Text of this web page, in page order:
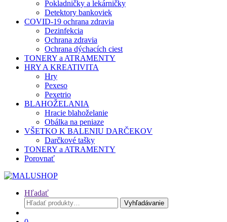
Pokladničky a lekárničky
Detektory bankoviek
COVID-19 ochrana zdravia
Dezinfekcia
Ochrana zdravia
Ochrana dýchacích ciest
TONERY a ATRAMENTY
HRY A KREATIVITA
Hry
Pexeso
Pexetrio
BLAHOŽELANIA
Hracie blahoželanie
Obálka na peniaze
VŠETKO K BALENIU DARČEKOV
Darčkové tašky
TONERY a ATRAMENTY
Porovnať
Hľadať
Hľadať:
Vyhľadávanie